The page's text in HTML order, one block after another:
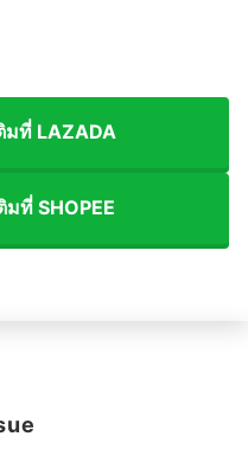
มที่ LAZADA
มที่ SHOPEE